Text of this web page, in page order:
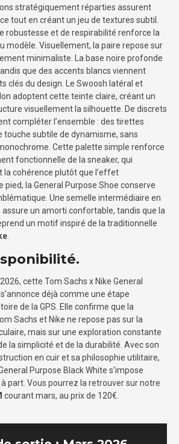
stratégiquement réparties assurent
tout en créant un jeu de textures subtil.
robustesse et de respirabilité renforce la
modèle. Visuellement, la paire repose sur
minimaliste. La base noire profonde
que des accents blancs viennent
clés du design. Le Swoosh latéral et
adoptent cette teinte claire, créant un
visuellement la silhouette. De discrets
compléter l’ensemble : des tirettes
touche subtile de dynamisme, sans
Cette palette simple renforce
fonctionnelle de la sneaker, qui
la cohérence plutôt que l’effet
pied, la General Purpose Shoe conserve
Une semelle intermédiaire en
assure un amorti confortable, tandis que la
un motif inspiré de la traditionnelle
.
cette Tom Sachs x Nike General
déjà comme une étape
de la GPS. Elle confirme que la
Sachs et Nike ne repose pas sur la
mais sur une exploration constante
la simplicité et de la durabilité. Avec son
en cuir et sa philosophie utilitaire,
Purpose Black White s’impose
part. Vous pourrez la retrouver sur notre
courant mars, au prix de 120€.